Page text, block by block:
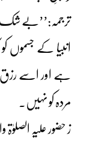
ترجمہ:’’بے شک
انبیا کے جسموں کو
ہے اور اسے رزق
مردہ کو نہیں۔
ز حضور علیہ الصلوٰۃ